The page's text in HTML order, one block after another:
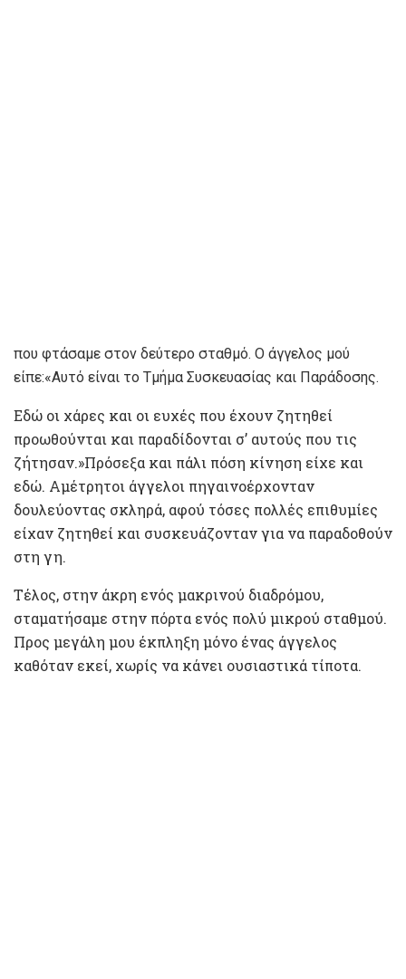
που φτάσαμε στον δεύτερο σταθμό. Ο άγγελος μού
είπε:«Αυτό είναι το Τμήμα Συσκευασίας και Παράδοσης.
Εδώ οι χάρες και οι ευχές που έχουν ζητηθεί
προωθούνται και παραδίδονται σ’ αυτούς που τις
ζήτησαν.»Πρόσεξα και πάλι πόση κίνηση είχε και
εδώ. Αμέτρητοι άγγελοι πηγαινοέρχονταν
δουλεύοντας σκληρά, αφού τόσες πολλές επιθυμίες
είχαν ζητηθεί και συσκευάζονταν για να παραδοθούν
στη γη.
Τέλος, στην άκρη ενός μακρινού διαδρόμου,
σταματήσαμε στην πόρτα ενός πολύ μικρού σταθμού.
Προς μεγάλη μου έκπληξη μόνο ένας άγγελος
καθόταν εκεί, χωρίς να κάνει ουσιαστικά τίποτα.